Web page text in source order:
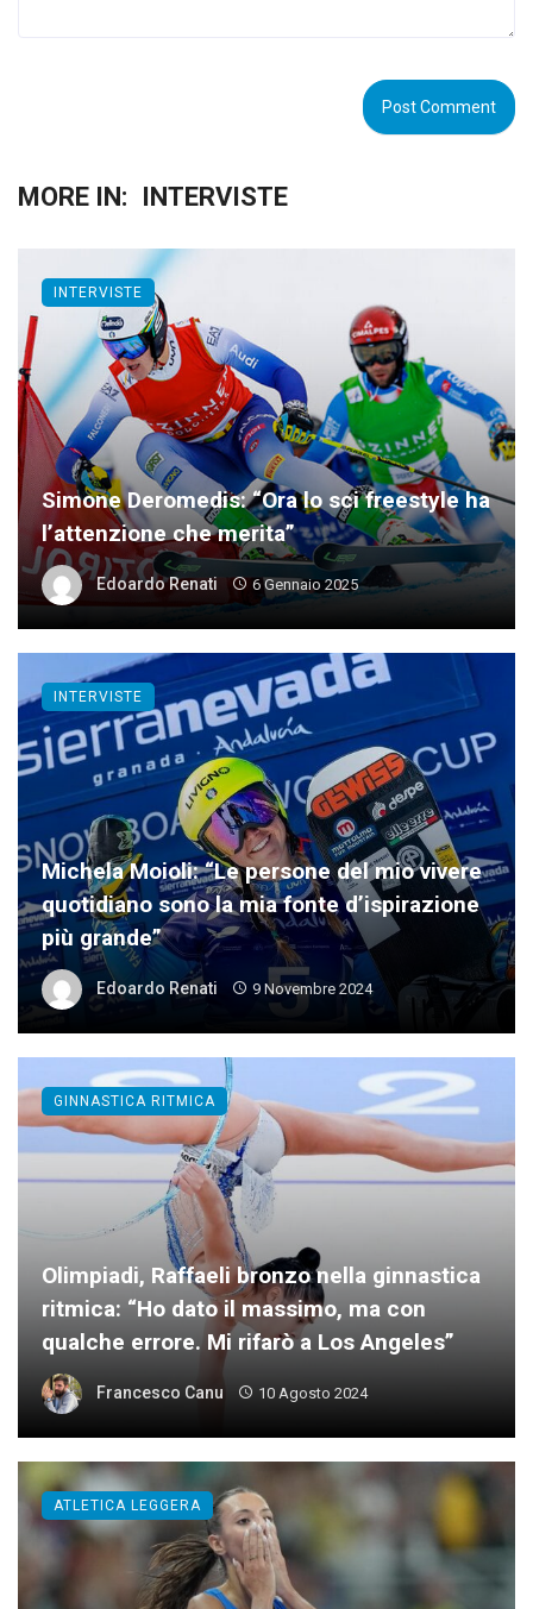
MORE IN: INTERVISTE
Simone Deromedis: “Ora lo sci freestyle ha
l’attenzione che merita”
Edoardo Renati 6 Gennaio 2025
INTERVISTE
Michela Moioli: “Le persone del mio vivere
quotidiano sono la mia fonte d’ispirazione
più grande”
Edoardo Renati 9 Novembre 2024
INTERVISTE
Olimpiadi, Raffaeli bronzo nella ginnastica
ritmica: “Ho dato il massimo, ma con
qualche errore. Mi rifarò a Los Angeles”
Francesco Canu 10 Agosto 2024
GINNASTICA RITMICA
ATLETICA LEGGERA